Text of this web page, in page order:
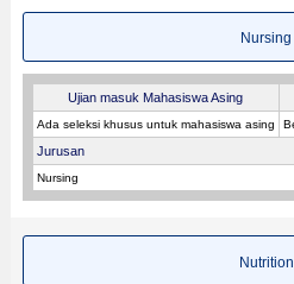
Nursing
Ujian masuk Mahasiswa Asing
Ada seleksi khusus untuk mahasiswa asing
Jurusan
Nursing
Nutrition